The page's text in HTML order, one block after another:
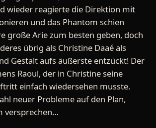
wieder reagierte die Direktion mit
und das Phantom schien
große Arie zum besten geben, doch
übrig als Christine Daaé als
Gestalt aufs äußerste entzückt! Der
Raoul, der in Christine seine
einfach wiedersehen musste.
neuer Probleme auf den Plan,
versprechen…